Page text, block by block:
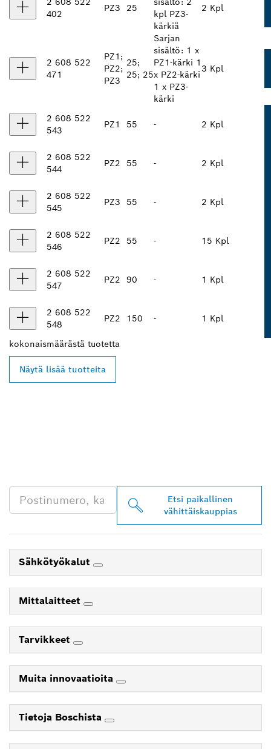
402
PZ3 25
kpl PZ3-
kärkiä
2 Kpl
2 608 522
471
PZ1;
PZ2;
PZ3
25;
25; 25
Sarjan
sisältö: 1 x
PZ1-kärki 1
x PZ2-kärki
1 x PZ3-
kärki
3 Kpl
2 608 522
543
PZ1 55 - 2 Kpl
2 608 522
544
PZ2 55 - 2 Kpl
2 608 522
545
PZ3 55 - 2 Kpl
2 608 522
546
PZ2 55 - 15 Kpl
2 608 522
547
PZ2 90 - 1 Kpl
2 608 522
548
PZ2 150 - 1 Kpl
kokonaismäärästä tuotetta
Näytä lisää tuotteita
Etsi paikallinen
vähittäiskauppias
Sähkötyökalut
Mittalaitteet
Tarvikkeet
Muita innovaatioita
Tietoja Boschista